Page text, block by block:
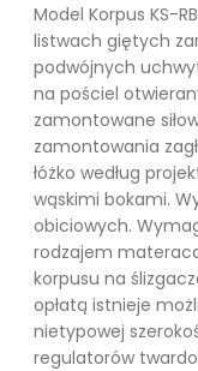
Model Korpus KS-
listwach giętych
podwójnych
na pościel
zamontowane
zamontowania
łóżko według
wąskimi bokami.
obiciowych.
rodzajem
korpusu na
opłatą istnieje
nietypowej
regulatorów